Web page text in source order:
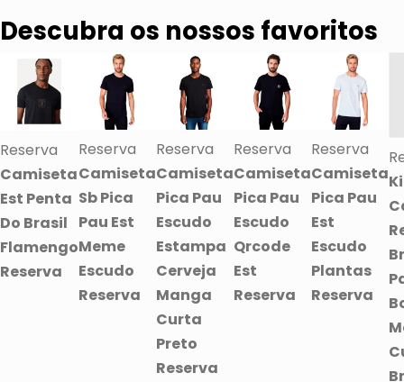
Descubra os nossos favoritos
Reserva
Camiseta
Est Penta
Do Brasil
Flamengo
Reserva
Reserva
Camiseta
Sb Pica
Pau Est
Meme
Escudo
Reserva
Reserva
Camiseta
Pica Pau
Escudo
Estampa
Cerveja
Manga
Curta
Preto
Reserva
Reserva
Camiseta
Pica Pau
Escudo
Qrcode
Est
Reserva
Reserva
Camiseta
Pica Pau
Est
Escudo
Plantas
Reserva